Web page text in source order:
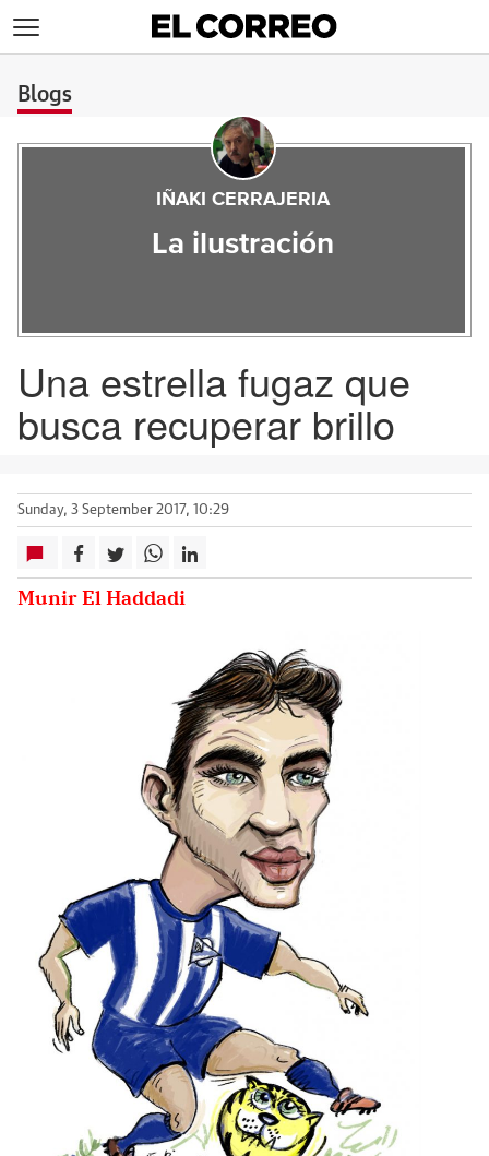
Blogs
IÑAKI CERRAJERIA
La ilustración
Una estrella fugaz que
busca recuperar brillo
Sunday, 3 September 2017, 10:29
Munir El Haddadi